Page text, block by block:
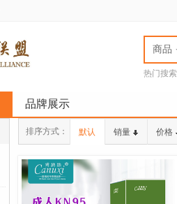
商品
热门搜
品牌展示
排序方式： 默认 销量 价格